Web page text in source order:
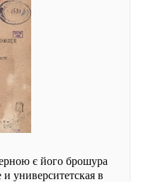
є його брошура
университетская в